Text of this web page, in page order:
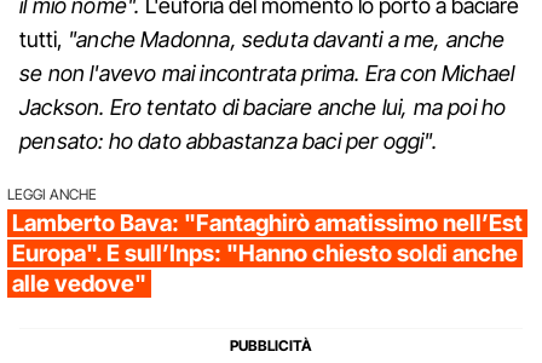
il mio nome". L'euforia del momento lo portò a baciare
tutti, "anche Madonna, seduta davanti a me, anche
se non l'avevo mai incontrata prima. Era con Michael
Jackson. Ero tentato di baciare anche lui, ma poi ho
pensato: ho dato abbastanza baci per oggi".
LEGGI ANCHE
Lamberto Bava: "Fantaghirò amatissimo nell’Est
Europa". E sull’Inps: "Hanno chiesto soldi anche
alle vedove"